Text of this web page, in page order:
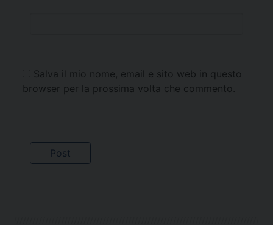
Salva il mio nome, email e sito web in questo
browser per la prossima volta che commento.